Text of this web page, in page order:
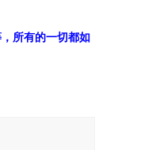
所有的一切都如